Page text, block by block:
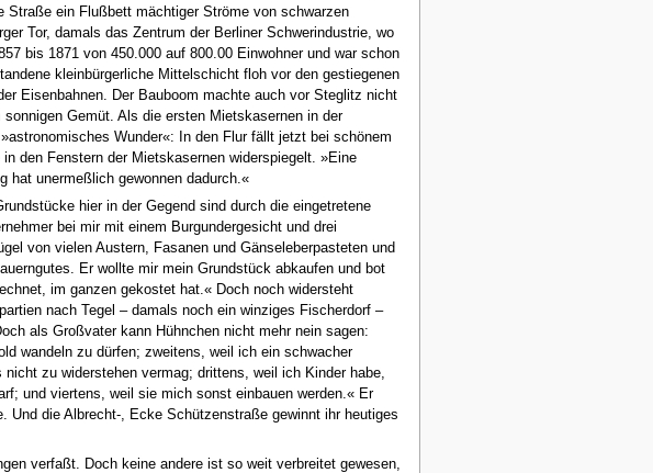
Straße ein Flußbett mächtiger Ströme von schwarzen
Tor, damals das Zentrum der Berliner Schwerindustrie, wo
bis 1871 von 450.000 auf 800.00 Einwohner und war schon
kleinbürgerliche Mittelschicht floh vor den gestiegenen
Eisenbahnen. Der Bauboom machte auch vor Steglitz nicht
Gemüt. Als die ersten Mietskasernen in der
Wunder«: In den Flur fällt jetzt bei schönem
den Fenstern der Mietskasernen widerspiegelt. »Eine
hat unermeßlich gewonnen dadurch.«
hier in der Gegend sind durch die eingetretene
bei mir mit einem Burgundergesicht und drei
von vielen Austern, Fasanen und Gänseleberpasteten und
Er wollte mir mein Grundstück abkaufen und bot
im ganzen gekostet hat.« Doch noch widersteht
nach Tegel – damals noch ein winziges Fischerdorf –
als Großvater kann Hühnchen nicht mehr nein sagen:
wandeln zu dürfen; zweitens, weil ich ein schwacher
zu widerstehen vermag; drittens, weil ich Kinder habe,
und viertens, weil sie mich sonst einbauen werden.« Er
Und die Albrecht-, Ecke Schützenstraße gewinnt ihr heutiges
verfaßt. Doch keine andere ist so weit verbreitet gewesen,